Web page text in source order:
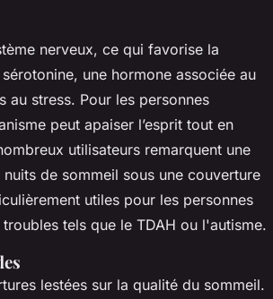
nerveux, ce qui favorise la
une hormone associée au
stress. Pour les personnes
peut apaiser l’esprit tout en
utilisateurs remarquent une
de sommeil sous une couverture
utiles pour les personnes
tels que le TDAH ou l'autisme.
lestées sur la qualité du sommeil.